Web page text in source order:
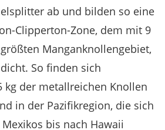
ab und bilden so eine
Clipperton-Zone, dem mit 9
Manganknollengebiet,
So finden sich
kg der metallreichen Knollen
in der Pazifikregion, die sich
bis nach Hawaii